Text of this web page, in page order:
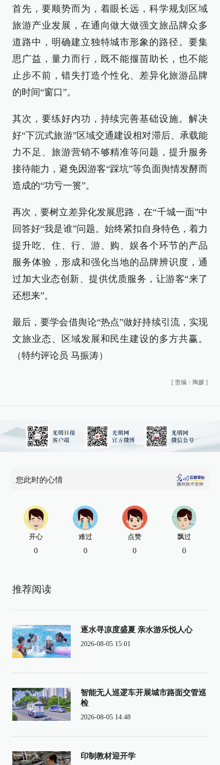
首先，要顺势而为，着眼长远，科学规划区域
旅游产业发展，在通向做大做强文旅品牌众多
道路中，明确建立独特城市形象的路径。要集
思广益，量力而行，既不能揠苗助长，也不能
止步不前，错失打造个性化、差异化旅游品牌
的时间“窗口”。
其次，要练好内功，持续完善基础设施。解决
好“下沉式旅游”区域交通建设相对滞后、承载能
力不足、旅游营销不够精准等问题，提升服务
接待能力，避免因游客“踩坑”等负面舆情发酵而
造成的“功亏一篑”。
再次，要树立差异化发展思路，在“千城一面”中
回答好“我是谁”问题。始终紧扣自身特色，着力
提升吃、住、行、游、购、娱各个环节的产品
服务体验，形成和强化当地的品牌辨识度，通
过加大业态创新、提供优质服务，让游客“来了
还想来”。
最后，要学会借舆论“热点”做好持续引流，实现
文旅业态、区域发展和民生建设的多方共赢。
（特约评论员 马振涛）
[ 责编：陶媛 ]
您此时的心情
开心
0
难过
0
点赞
0
飘过
0
推荐阅读
逐水寻凉度盛夏 亲水游乐悦人心
2026-08-05 15:01
智能无人巡逻车开展城市路面交管巡
检
2026-08-05 14:48
印制教材迎开学